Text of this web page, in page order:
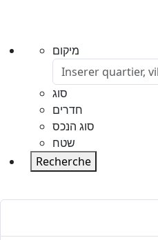
מיקום
סוג
חדרים
סוג הנכס
שטח
Recherche